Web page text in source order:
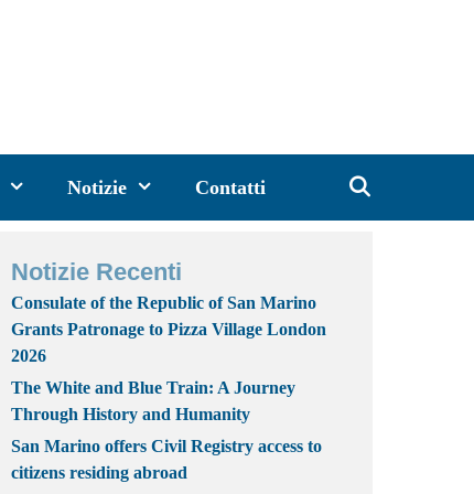
Notizie Contatti
Notizie Recenti
Consulate of the Republic of San Marino
Grants Patronage to Pizza Village London
2026
The White and Blue Train: A Journey
Through History and Humanity
San Marino offers Civil Registry access to
citizens residing abroad